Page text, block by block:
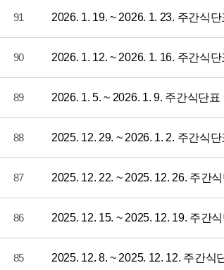
91 2026. 1. 19. ~ 2026. 1. 23. 주간식단
90 2026. 1. 12. ~ 2026. 1. 16. 주간식단
89 2026. 1. 5. ~ 2026. 1. 9. 주간식단표
88 2025. 12. 29. ~ 2026. 1. 2. 주간식단
87 2025. 12. 22. ~ 2025. 12. 26. 주간
86 2025. 12. 15. ~ 2025. 12. 19. 주간
85 2025. 12. 8. ~ 2025. 12. 12. 주간식